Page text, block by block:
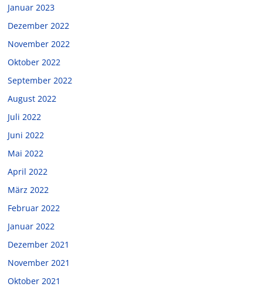
Januar 2023
Dezember 2022
November 2022
Oktober 2022
September 2022
August 2022
Juli 2022
Juni 2022
Mai 2022
April 2022
März 2022
Februar 2022
Januar 2022
Dezember 2021
November 2021
Oktober 2021